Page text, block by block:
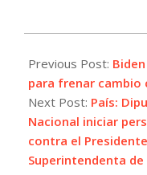
04-
22
Previous Post:
para frenar cambio
Next Post: País:
Nacional iniciar
contra el
Superintendenta